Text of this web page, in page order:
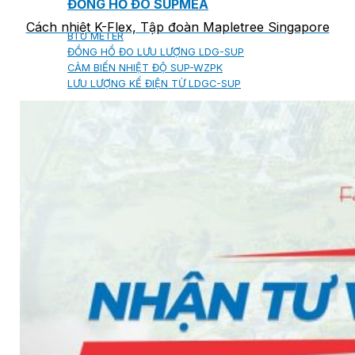
ĐỒNG HỒ ĐO SUPMEA
BTU METER
ĐỒNG HỒ ĐO LƯU LƯỢNG LDG-SUP
CẢM BIẾN NHIỆT ĐỘ SUP-WZPK
LƯU LƯỢNG KẾ ĐIỆN TỪ LDGC-SUP
Sản phẩm Kiến trúc
Cách nhiệt K-Flex, Tập đoàn Mapletree Singapore